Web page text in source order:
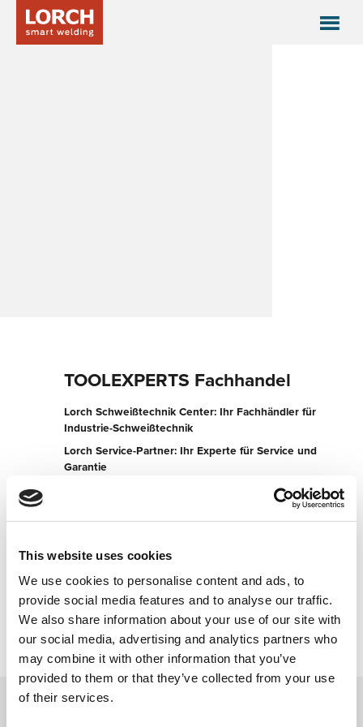
This website uses cookies
We use cookies to personalise content and ads, to
provide social media features and to analyse our traffic.
We also share information about your use of our site with
our social media, advertising and analytics partners who
may combine it with other information that you’ve
provided to them or that they’ve collected from your use
of their services.
TOOLEXPERTS Fachhandel
Lorch Schweißtechnik Center: Ihr Fachhändler für
Industrie-Schweißtechnik
Lorch Service-Partner: Ihr Experte für Service und
Garantie
9900 Lienz
Jetzt kontaktieren